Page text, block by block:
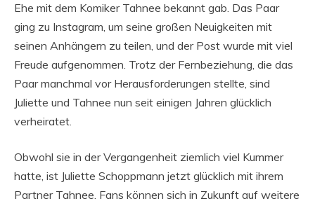
Ehe mit dem Komiker Tahnee bekannt gab. Das Paar
ging zu Instagram, um seine großen Neuigkeiten mit
seinen Anhängern zu teilen, und der Post wurde mit viel
Freude aufgenommen. Trotz der Fernbeziehung, die das
Paar manchmal vor Herausforderungen stellte, sind
Juliette und Tahnee nun seit einigen Jahren glücklich
verheiratet.
Obwohl sie in der Vergangenheit ziemlich viel Kummer
hatte, ist Juliette Schoppmann jetzt glücklich mit ihrem
Partner Tahnee. Fans können sich in Zukunft auf weitere